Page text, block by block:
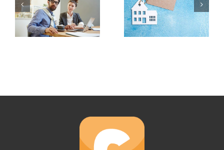
d’associé :
et fiscalité
énergivores
en 2023